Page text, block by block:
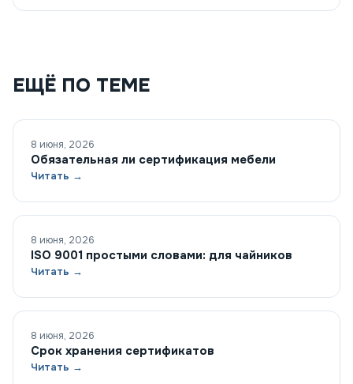
ЕЩЁ ПО ТЕМЕ
8 июня, 2026
Обязательная ли сертификация мебели
Читать →
8 июня, 2026
ISO 9001 простыми словами: для чайников
Читать →
8 июня, 2026
Срок хранения сертификатов
Читать →